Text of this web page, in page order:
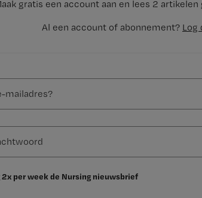
gratis een account aan en lees 2 artikelen
Al een account of abonnement? Log
2x per week de Nursing nieuwsbrief